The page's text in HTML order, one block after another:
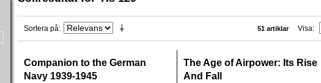
Sortera på 51 artiklar Visa
Companion to the German
Navy 1939-1945
The Age of Airpower: Its Rise
And Fall